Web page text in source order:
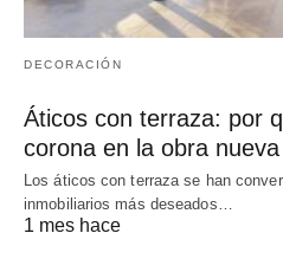
DECORACIÓN
Áticos con terraza: por
corona en la obra nueva
Los áticos con terraza se han
inmobiliarios más deseados…
1 mes hace